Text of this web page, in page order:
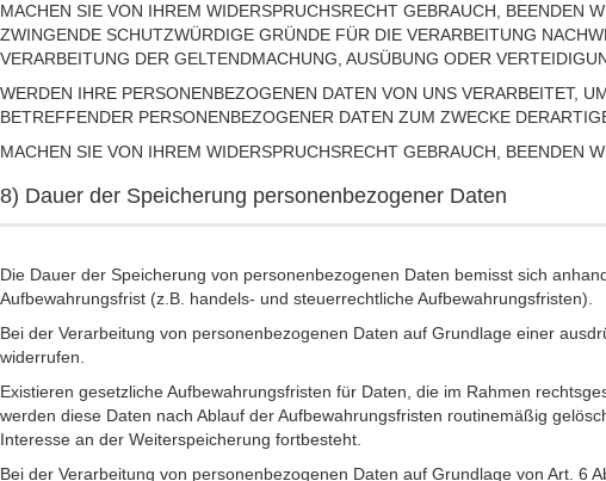
MACHEN SIE VON IHREM WIDERSPRUCHSRECHT GEBRAUCH, BEENDEN
ZWINGENDE SCHUTZWÜRDIGE GRÜNDE FÜR DIE VERARBEITUNG
VERARBEITUNG DER GELTENDMACHUNG, AUSÜBUNG ODER
WERDEN IHRE PERSONENBEZOGENEN DATEN VON UNS VERARBEITET,
BETREFFENDER PERSONENBEZOGENER DATEN ZUM ZWECKE
MACHEN SIE VON IHREM WIDERSPRUCHSRECHT GEBRAUCH, BEENDEN
8) Dauer der Speicherung personenbezogener Daten
Die Dauer der Speicherung von personenbezogenen Daten bemisst sich
Aufbewahrungsfrist (z.B. handels- und steuerrechtliche Aufbewahrungsfristen).
Bei der Verarbeitung von personenbezogenen Daten auf Grundlage einer
widerrufen.
Existieren gesetzliche Aufbewahrungsfristen für Daten, die im Rahmen
werden diese Daten nach Ablauf der Aufbewahrungsfristen routinemäßig
Interesse an der Weiterspeicherung fortbesteht.
Bei der Verarbeitung von personenbezogenen Daten auf Grundlage von Art. 6